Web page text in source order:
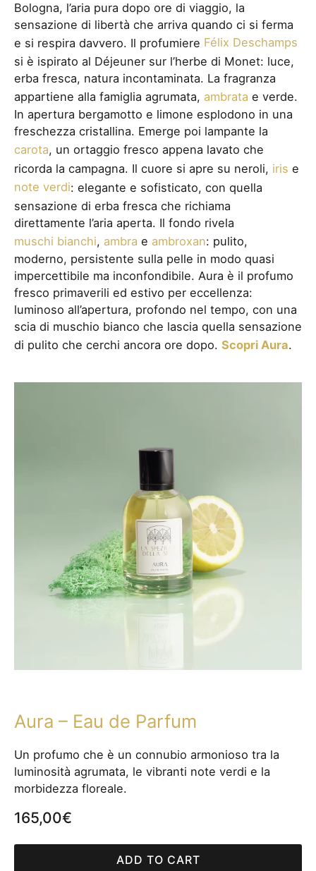
Bologna, l’aria pura dopo ore di viaggio, la
sensazione di libertà che arriva quando ci si ferma
e si respira davvero. Il profumiere Félix Deschamps
si è ispirato al Déjeuner sur l’herbe di Monet: luce,
erba fresca, natura incontaminata. La fragranza
appartiene alla famiglia agrumata, ambrata e verde.
In apertura bergamotto e limone esplodono in una
freschezza cristallina. Emerge poi lampante la
carota, un ortaggio fresco appena lavato che
ricorda la campagna. Il cuore si apre su neroli, iris e
note verdi: elegante e sofisticato, con quella
sensazione di erba fresca che richiama
direttamente l’aria aperta. Il fondo rivela
muschi bianchi, ambra e ambroxan: pulito,
moderno, persistente sulla pelle in modo quasi
impercettibile ma inconfondibile. Aura è il profumo
fresco primaverili ed estivo per eccellenza:
luminoso all’apertura, profondo nel tempo, con una
scia di muschio bianco che lascia quella sensazione
di pulito che cerchi ancora ore dopo. Scopri Aura.
Aura – Eau de Parfum
Un profumo che è un connubio armonioso tra la
luminosità agrumata, le vibranti note verdi e la
morbidezza floreale.
165,00€
ADD TO CART